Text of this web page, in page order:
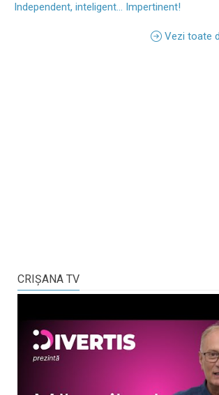
Independent, inteligent... Impertinent!
Vezi toate
CRIŞANA TV